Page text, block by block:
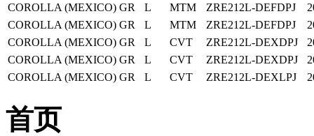
COROLLA (MEXICO) GR L MTM ZRE212L-DEFDPJ
COROLLA (MEXICO) GR L MTM ZRE212L-DEFDPJ
COROLLA (MEXICO) GR L CVT ZRE212L-DEXDPJ
COROLLA (MEXICO) GR L CVT ZRE212L-DEXDPJ
COROLLA (MEXICO) GR L CVT ZRE212L-DEXLPJ
首页